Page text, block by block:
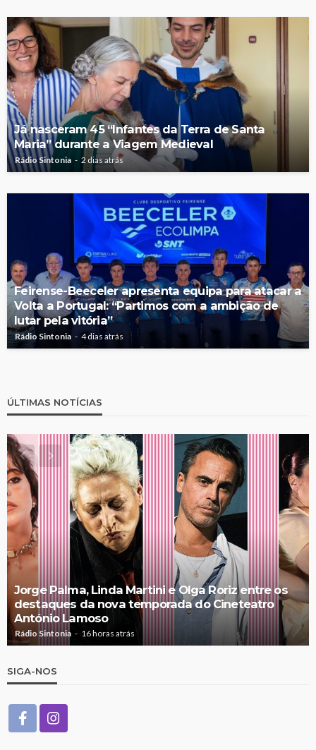
Já nasceram 45 “Infantes da Terra de Santa
Maria” durante a Viagem Medieval
Rádio Sintonia 2 dias atrás
Feirense-Beeceler apresenta equipa para atacar a
Volta a Portugal: “Partimos com a ambição de
lutar pela vitória”
Rádio Sintonia 4 dias atrás
ÚLTIMAS NOTÍCIAS
Jorge Palma, Linda Martini e Olga Roriz entre os
destaques da nova temporada do Cineteatro
António Lamoso
Rádio Sintonia 16 horas atrás
SIGA-NOS